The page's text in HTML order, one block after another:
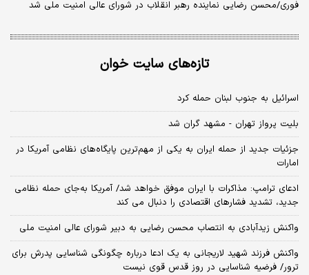
فوری/محسن رضایی نماینده رهبر انقلاب در شورای عالی امنیت ملی شد
تازه‌های سایت خوان
اسرائیل به جنوب لبنان حمله کرد
بلیت پرواز تهران - مشهد گران شد
جزئیات جدید از حمله ایران به یکی از مهم‌ترین پایگاه‌های نظامی آمریکا در
امارات
ادعای ترامپ: مذاکرات با ایران موفق خواهد شد/ آمریکا به‌جای حمله نظامی
جدید، تشدید فشارهای اقتصادی را دنبال می کند
واکنش زیدآبادی به انتصاب محسن رضایی به دبیر شورای عالی امنیت ملی
واکنش فرزند شهید لاریجانی به یک ادعا درباره چگونگی شناسایی پدرش برای
ترور/ فرضیه شناسایی در روز قدس قوی نیست